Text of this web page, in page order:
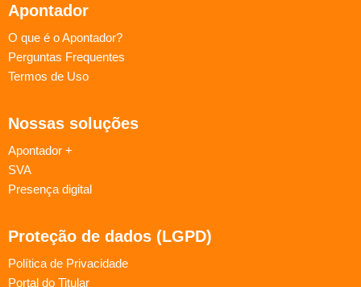
Apontador
O que é o Apontador?
Perguntas Frequentes
Termos de Uso
Nossas soluções
Apontador +
SVA
Presença digital
Proteção de dados (LGPD)
Política de Privacidade
Portal do Titular